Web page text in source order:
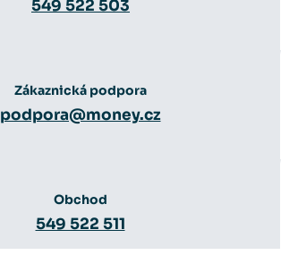
549 522 503
Zákaznická podpora
podpora@money.cz
Obchod
549 522 511